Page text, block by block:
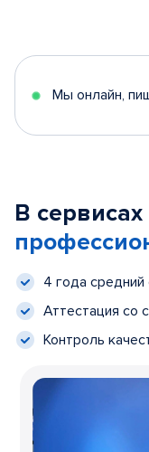
Мы онлайн,
В
4 года средний
Аттестация со
Контроль